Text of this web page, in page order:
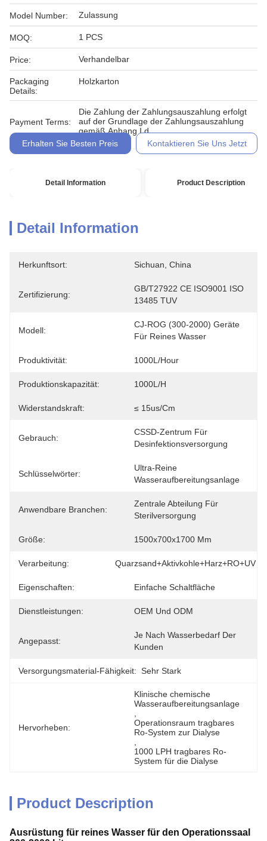
Model Number: Zulassung
MOQ: 1 PCS
Price: Verhandelbar
Packaging
Details:
Holzkarton
Payment Terms:
Die Zahlung der Zahlungsauszahlung erfolgt
auf der Grundlage der Zahlungsauszahlung
gemäß Anhang I d
Erhalten Sie Besten Preis
Kontaktieren Sie Uns Jetzt
Detail Information Product Description
Detail Information
Herkunftsort: Sichuan, China
Zertifizierung:
GB/T27922 CE ISO9001 ISO
13485 TUV
Modell:
CJ-ROG (300-2000) Geräte
Für Reines Wasser
Produktivität: 1000L/Hour
Produktionskapazität: 1000L/h
Widerstandskraft: ≤ 15us/cm
Gebrauch:
CSSD-Zentrum Für
Desinfektionsversorgung
Schlüsselwörter:
Ultra-Reine
Wasseraufbereitungsanlage
Anwendbare Branchen:
Zentrale Abteilung Für
Sterilversorgung
Größe: 1500x700x1700 Mm
Verarbeitung: Quarzsand+Aktivkohle+Harz+RO+UV
Eigenschaften: Einfache Schaltfläche
Dienstleistungen: OEM Und ODM
Angepasst:
Je Nach Wasserbedarf Der
Kunden
Versorgungsmaterial-Fähigkeit: Sehr Stark
Hervorheben:
Klinische chemische
Wasseraufbereitungsanlage
Operationsraum tragbares
Ro-System zur Dialyse
1000 LPH tragbares Ro-
System für die Dialyse
Product Description
Ausrüstung für reines Wasser für den Operationssaal